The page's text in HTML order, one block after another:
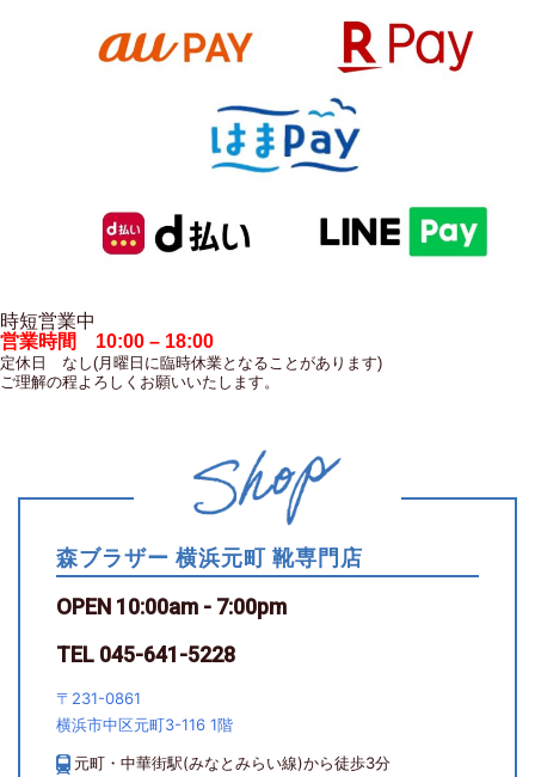
時短営業中
営業時間 10:00 – 18:00
定休日 なし(月曜日に臨時休業となることがあります)
ご理解の程よろしくお願いいたします。
森ブラザー 横浜元町 靴専門店
OPEN 10:00am - 7:00pm
TEL 045-641-5228
〒231-0861
横浜市中区元町3-116 1階
元町・中華街駅(みなとみらい線)から徒歩3分